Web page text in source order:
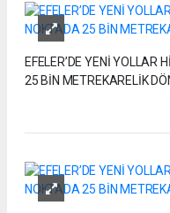
EFELER’DE YENİ YOLLAR
25 BİN METREKARELİK